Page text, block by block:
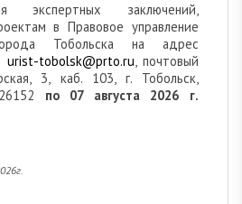
экспертных заключений,
в Правовое управление
Тобольска на адрес
urist-tobolsk@prto.ru, почтовый
3, каб. 103, г. Тобольск,
по 07 августа 2026 г.